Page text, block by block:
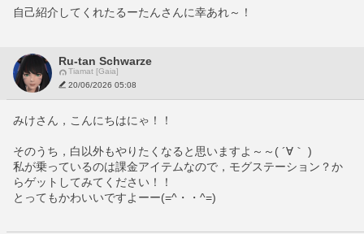
自己紹介してくれたるーたんさんに幸あれ～！
Ru-tan Schwarze
Tiamat [Gaia]
20/06/2026 05:08
みけさん，こんにちはにゃ！！
そのうち，白以外もやりたくなると思いますよ～～( ´∀｀ )
私が乗っているのは課金アイテムなので，モグステーション？か
らゲットしてみてください！！
とってもかわいいですよーー(=^・・^=)